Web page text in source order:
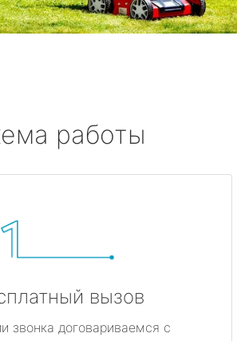
работы
вызов
звонка договариваемся с